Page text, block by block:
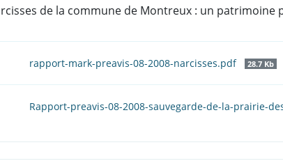
de la commune de Montreux : un patrimoine
rapport-mark-preavis-08-2008-narcisses.pdf 28.7 Kb
Rapport-preavis-08-2008-sauvegarde-de-la-prairie-